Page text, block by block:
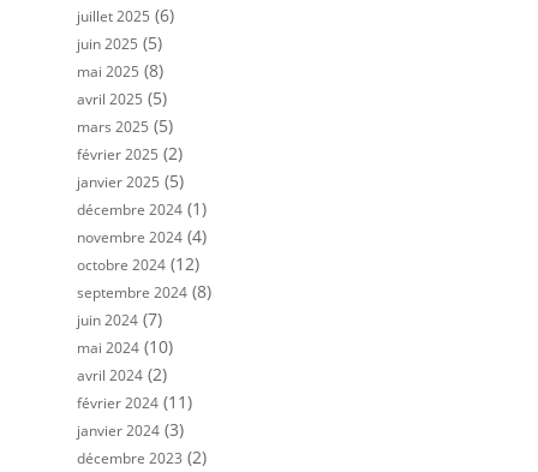
juillet 2025 (6)
juin 2025 (5)
mai 2025 (8)
avril 2025 (5)
mars 2025 (5)
février 2025 (2)
janvier 2025 (5)
décembre 2024 (1)
novembre 2024 (4)
octobre 2024 (12)
septembre 2024 (8)
juin 2024 (7)
mai 2024 (10)
avril 2024 (2)
février 2024 (11)
janvier 2024 (3)
décembre 2023 (2)